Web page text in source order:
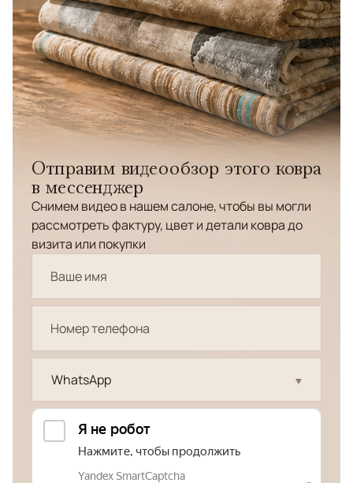
Отправим видеообзор этого ковра
в мессенджер
Снимем видео в нашем салоне, чтобы вы могли
рассмотреть фактуру, цвет и детали ковра до
визита или покупки
WhatsApp